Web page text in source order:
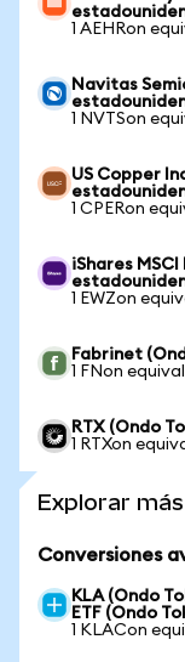
1 AEHRon
Navitas
1 NVTSon
US Copper
1 CPERon
iShares
1 EWZon
Fabrinet
1 FNon
RTX (Ondo
1 RTXon
Explorar
Conversiones
KLA (Ondo
ETF (Ondo
1 KLACon